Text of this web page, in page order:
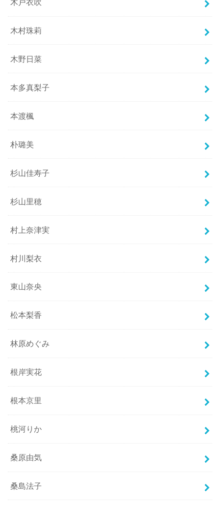
木戸衣吹
木村珠莉
木野日菜
本多真梨子
本渡楓
朴璐美
杉山佳寿子
杉山里穂
村上奈津実
村川梨衣
東山奈央
松本梨香
林原めぐみ
根岸実花
根本京里
桃河りか
桑原由気
桑島法子